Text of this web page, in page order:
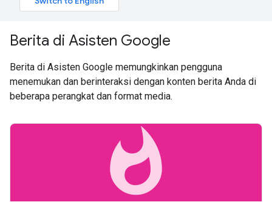
Berita di Asisten Google
Berita di Asisten Google memungkinkan pengguna
menemukan dan berinteraksi dengan konten berita Anda di
beberapa perangkat dan format media.
whatshot